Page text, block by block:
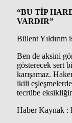
“BU TİP
VARDIR”
Bülent Yıldırım
Ben de aksini
gösterecek sert
karışamaz.
ikili
tecrübe
Haber Kaynak